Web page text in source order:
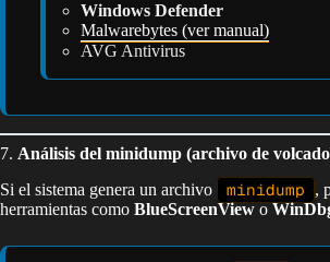
Windows Defender
Malwarebytes (ver manual)
AVG Antivirus
7. Análisis del minidump (archivo de
Si el sistema genera un archivo
minidump
,
herramientas como BlueScreenViewo